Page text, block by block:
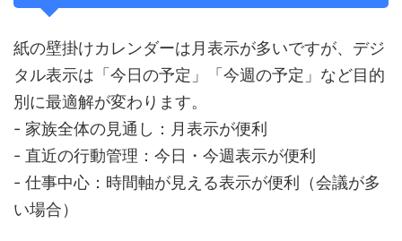
紙の壁掛けカレンダーは月表示が多いですが、デジ
タル表示は「今日の予定」「今週の予定」など目的
別に最適解が変わります。
- 家族全体の見通し：月表示が便利
- 直近の行動管理：今日・今週表示が便利
- 仕事中心：時間軸が見える表示が便利（会議が多
い場合）